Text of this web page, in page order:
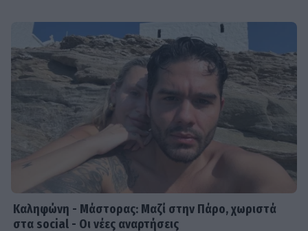
Για Σένα spoiler: Στους πέντε
δρόμους η Αλίκη - Της γυρίζουν όλοι
την πλάτη
Η άγνωστη ιστορία πίσω από την
τολμηρή σκηνή της Ζωής Λάσκαρη
και του Αλέκου Αλεξανδράκη
MEDIA
Δύο μαύρα πουκάμισα spoiler: Η
Καληφώνη - Μάστορας: Μαζί στην Πάρο, χωριστά
στα social - Οι νέες αναρτήσεις